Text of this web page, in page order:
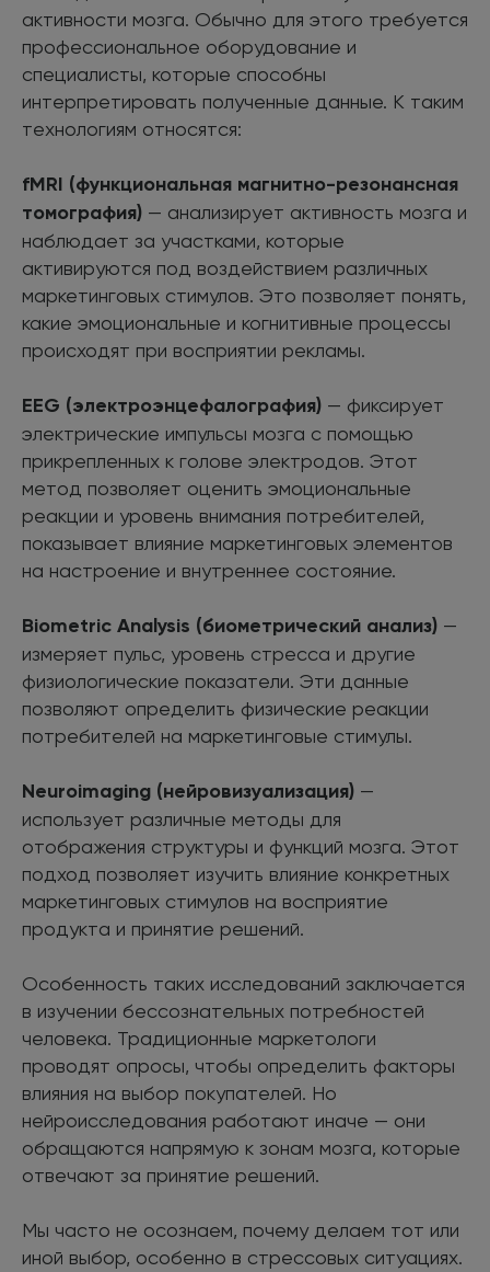
активности мозга. Обычно для этого требуется
профессиональное оборудование и
специалисты, которые способны
интерпретировать полученные данные. К таким
технологиям относятся:
fMRI (функциональная магнитно-резонансная
томография) — анализирует активность мозга и
наблюдает за участками, которые
активируются под воздействием различных
маркетинговых стимулов. Это позволяет понять,
какие эмоциональные и когнитивные процессы
происходят при восприятии рекламы.
EEG (электроэнцефалография) — фиксирует
электрические импульсы мозга с помощью
прикрепленных к голове электродов. Этот
метод позволяет оценить эмоциональные
реакции и уровень внимания потребителей,
показывает влияние маркетинговых элементов
на настроение и внутреннее состояние.
Biometric Analysis (биометрический анализ) —
измеряет пульс, уровень стресса и другие
физиологические показатели. Эти данные
позволяют определить физические реакции
потребителей на маркетинговые стимулы.
Neuroimaging (нейровизуализация) —
использует различные методы для
отображения структуры и функций мозга. Этот
подход позволяет изучить влияние конкретных
маркетинговых стимулов на восприятие
продукта и принятие решений.
Особенность таких исследований заключается
в изучении бессознательных потребностей
человека. Традиционные маркетологи
проводят опросы, чтобы определить факторы
влияния на выбор покупателей. Но
нейроисследования работают иначе — они
обращаются напрямую к зонам мозга, которые
отвечают за принятие решений.
Мы часто не осознаем, почему делаем тот или
иной выбор, особенно в стрессовых ситуациях.